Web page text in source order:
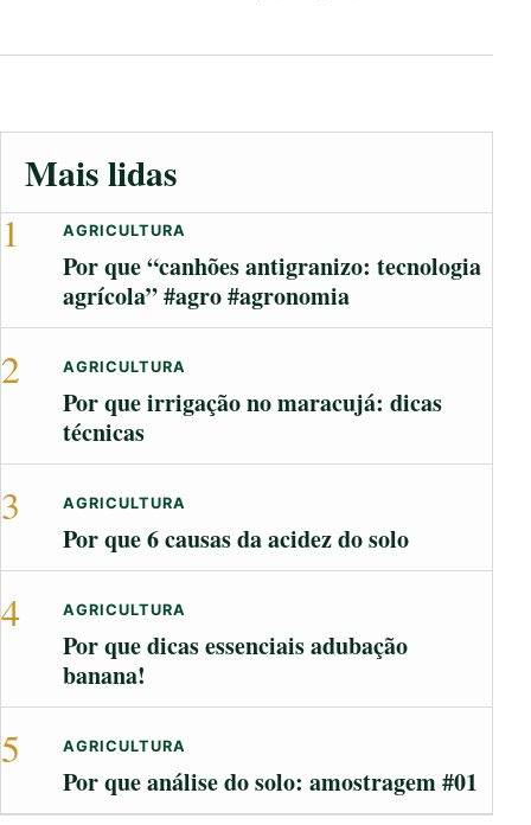
Mais lidas
1
AGRICULTURA
Por que “canhões antigranizo: tecnologia
agrícola” #agro #agronomia
2 AGRICULTURA
Por que irrigação no maracujá: dicas
técnicas
3 AGRICULTURA
Por que 6 causas da acidez do solo
4 AGRICULTURA
Por que dicas essenciais adubação
banana!
5 AGRICULTURA
Por que análise do solo: amostragem #01